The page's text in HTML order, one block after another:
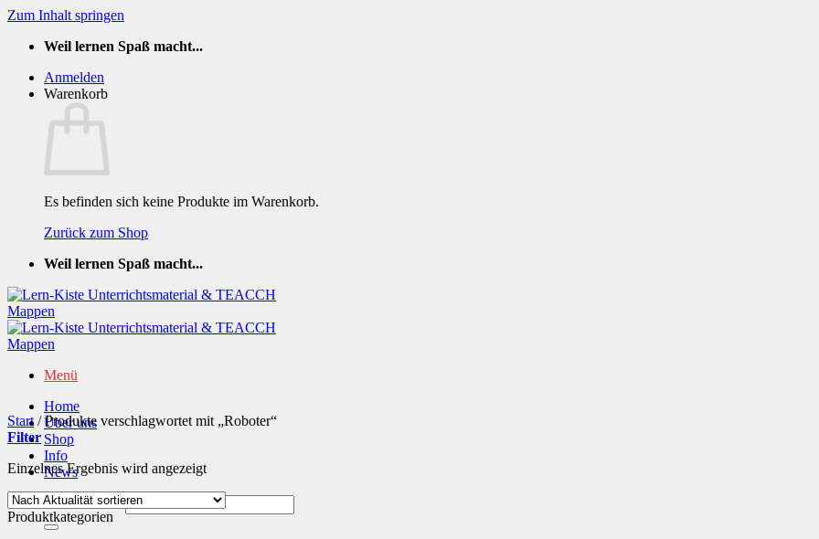
Zum Inhalt springen
Weil lernen Spaß macht...
Anmelden
Warenkorb
Es befinden sich keine Produkte im Warenkorb.
Zurück zum Shop
Weil lernen Spaß macht...
Menü
Home
Über uns
Shop
Info
News
Suchen nach:
Start /Produkte verschlagwortet mit „Roboter“
Filter
Einzelnes Ergebnis wird angezeigt
Produktkategorien